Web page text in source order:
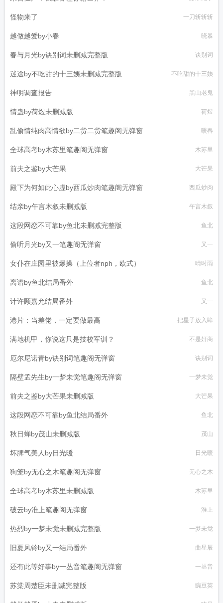
怪物来了 一刀斩斩斩
越做越爱by小春 晓暴
春与月光by诀别词未删减完整版 诀别词
迷途by不吃甜的十三姨未删减完整版 不吃甜的十三姨
神明调查报告 黑山老鬼
情蛊by荷煜未删减版 荷煜
乱偷情纯肉高情欲by二货二货笔趣阁无弹窗 暖春
全球高考by木苏里笔趣阁无弹窗 木苏里
前夫之鉴by大芒果 大芒果
殿下为何如此心虚by西瓜炒肉笔趣阁无弹窗 西瓜炒肉
结亲by午言木叙未删减版 午言木叙
这段网恋不可靠by鱼北未删减完整版 鱼北
偷听月光by又一笔趣阁无弹窗 又一
女仆在庄园里被爆操（上位者nph，欧式） 晴时雨
离谱by鱼北结局番外 鱼北
计许顾嘉允结局番外 又一
港片：当差佬，一定要做最高 把星子放入眸
满地机甲，你说这只是技校军训？ 不是奸商
厄尔尼诺青by诀别词笔趣阁无弹窗 诀别词
隔壁孟先生by一梦未觉笔趣阁无弹窗 一梦未觉
前夫之鉴by大芒果未删减版 大芒果
这段网恋不可靠by鱼北结局番外 鱼北
秋日蝉by茂山未删减版 茂山
坏脾气美人by日光暖 日光暖
狗笼by无心之木笔趣阁无弹窗 无心之木
全球高考by木苏里未删减版 木苏里
破云by淮上笔趣阁无弹窗 淮上
热烈by一梦未觉未删减完整版 一梦未觉
旧夏风铃by又一结局番外 曲星辰
还有此等好事by一丛音笔趣阁无弹窗 一丛音
苏棠周楚臣未删减完整版 豌豆荚